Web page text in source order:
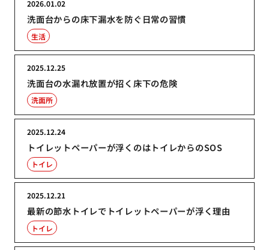
洗面台からの床下漏水を防ぐ日常の習慣
2026.01.02
生活
洗面台の水漏れ放置が招く床下の危険
2025.12.25
洗面所
トイレットペーパーが浮くのはトイレからのSOS
2025.12.24
トイレ
最新の節水トイレでトイレットペーパーが浮く理由
2025.12.21
トイレ